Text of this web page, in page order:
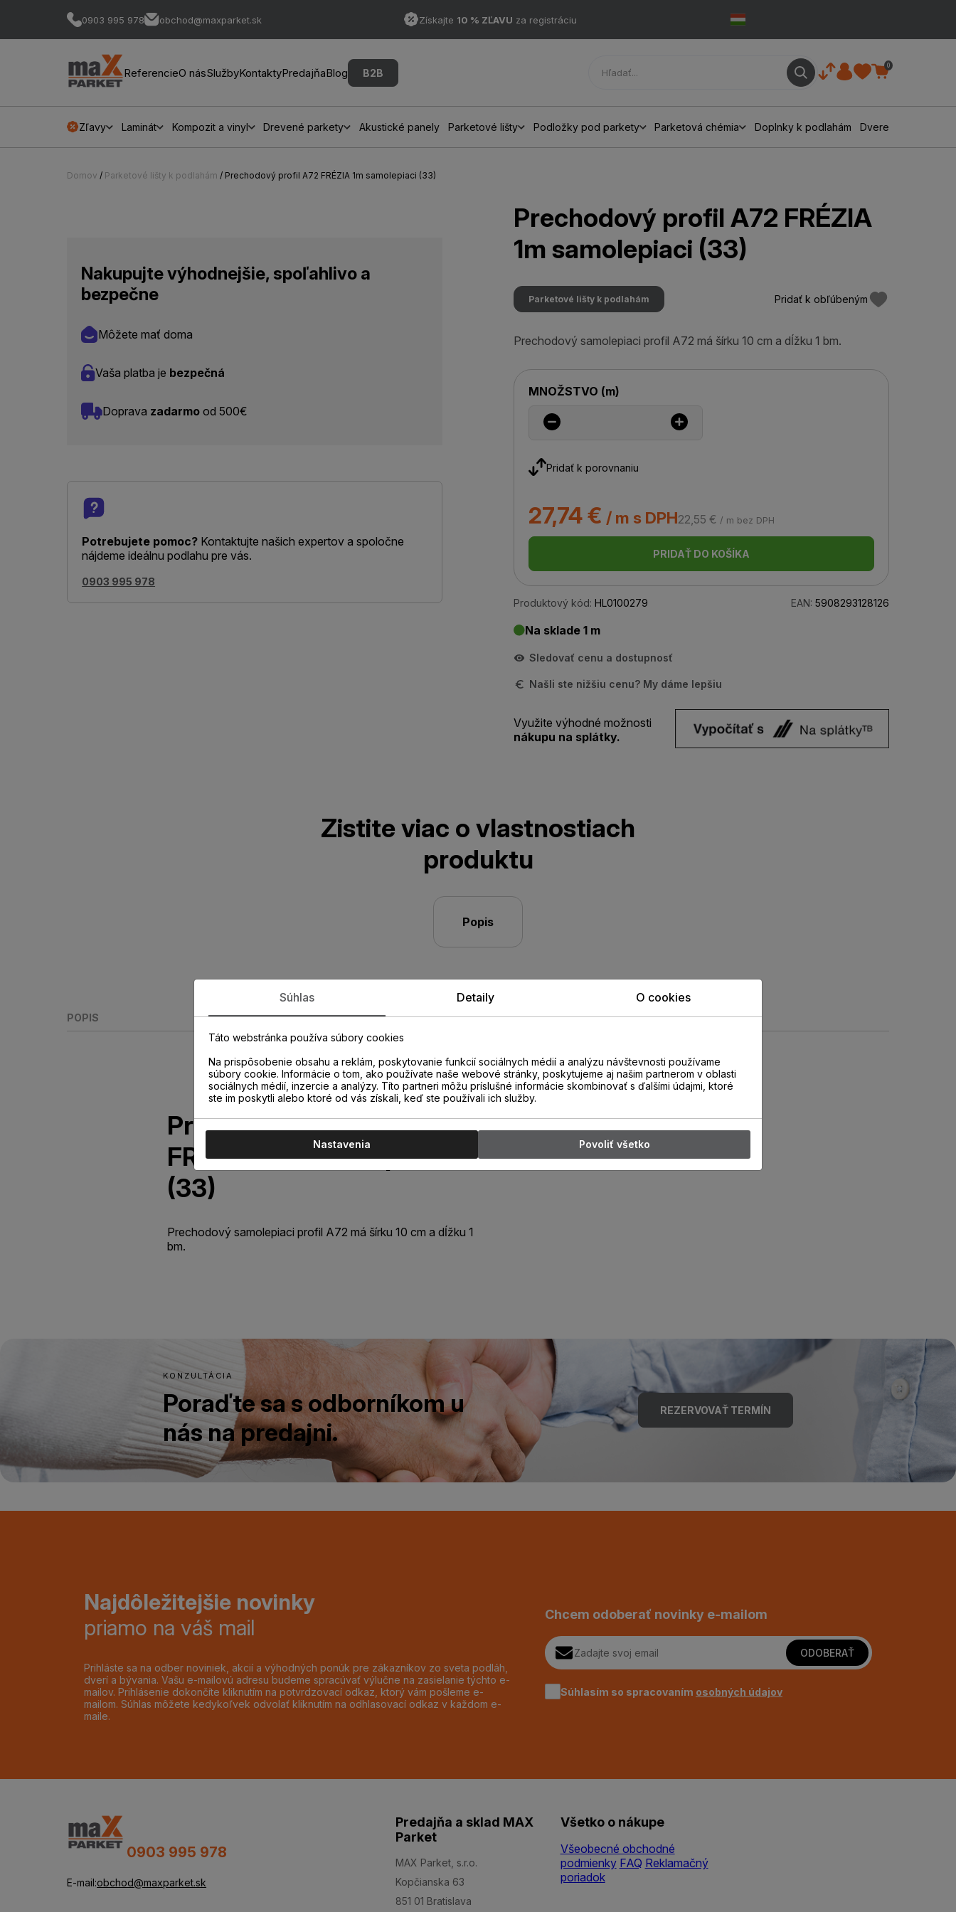
0903 995 978 obchod@maxparket.sk Získajte 10 % ZĽAVU za registráciu
ReferencieO násSlužbyKontaktyPredajňaBlog B2B
0
Zľavy Laminát Kompozit a vinyl Drevené parkety Akustické panely Parketové lišty Podložky pod parkety Parketová chémia Doplnky k podlahám Dvere
Domov / Parketové lišty k podlahám / Prechodový profil A72 FRÉZIA 1m samolepiaci (33)
Nakupujte výhodnejšie, spoľahlivo a
bezpečne
Môžete mať doma
Vaša platba je bezpečná
Doprava zadarmo od 500€
Potrebujete pomoc? Kontaktujte našich expertov a spoločne
nájdeme ideálnu podlahu pre vás.
0903 995 978
Prechodový profil A72 FRÉZIA
1m samolepiaci (33)
Parketové lišty k podlahám Pridať k obľúbeným
Prechodový samolepiaci profil A72 má šírku 10 cm a dĺžku 1 bm.
MNOŽSTVO (m)
Pridať k porovnaniu
27,74 € / m s DPH22,55 € / m bez DPH
PRIDAŤ DO KOŠÍKA
Produktový kód: HL0100279 EAN: 5908293128126
Na sklade 1 m
Sledovať cenu a dostupnosť
Našli ste nižšiu cenu? My dáme lepšiu
Využite výhodné možnosti
nákupu na splátky.
Zistite viac o vlastnostiach
produktu
Popis
POPIS
Prechodový profil A72
FRÉZIA 1m samolepiaci
(33)
Prechodový samolepiaci profil A72 má šírku 10 cm a dĺžku 1
bm.
KONZULTÁCIA
Poraďte sa s odborníkom u
nás na predajni.
REZERVOVAŤ TERMÍN
Najdôležitejšie novinky
priamo na váš mail
Prihláste sa na odber noviniek, akcií a výhodných ponúk pre zákazníkov zo sveta podláh,
dverí a bývania. Vašu e-mailovú adresu budeme spracúvať výlučne na zasielanie týchto e-
mailov. Prihlásenie dokončíte kliknutím na potvrdzovací odkaz, ktorý vám pošleme e-
mailom. Súhlas môžete kedykoľvek odvolať kliknutím na odhlasovací odkaz v každom e-
maile.
Chcem odoberať novinky e-mailom
ODOBERAŤ
Súhlasím so spracovaním osobných údajov
0903 995 978
E-mail:obchod@maxparket.sk
Predajňa a sklad MAX
Parket
MAX Parket, s.r.o.
Kopčianska 63
851 01 Bratislava
Všetko o nákupe
Všeobecné obchodné
podmienky FAQ Reklamačný
poriadok
Súhlas Detaily O cookies
Táto webstránka používa súbory cookies
Na prispôsobenie obsahu a reklám, poskytovanie funkcií sociálnych médií a analýzu návštevnosti používame
súbory cookie. Informácie o tom, ako používate naše webové stránky, poskytujeme aj našim partnerom v oblasti
sociálnych médií, inzercie a analýzy. Títo partneri môžu príslušné informácie skombinovať s ďalšími údajmi, ktoré
ste im poskytli alebo ktoré od vás získali, keď ste používali ich služby.
Nastavenia Povoliť všetko